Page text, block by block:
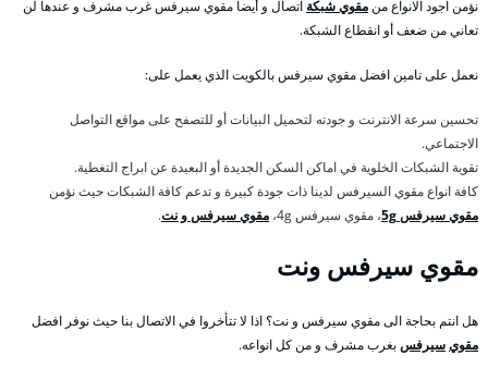
نؤمن اجود الانواع منمقوي شبكة اتصال و أيضا مقوي سيرفس غرب مشرف و عندها لن
تعاني من ضعف أو انقطاع الشبكة.
نعمل على تامين افضل مقوي سيرفس بالكويت الذي يعمل على:
تحسين سرعة الانترنت و جودته لتحميل البيانات أو للتصفح على مواقع التواصل
الاجتماعي.
تقوية الشبكات الخلوية في اماكن السكن الجديدة أو البعيدة عن ابراج التغطية.
كافة انواع مقوي السيرفس لدينا ذات جودة كبيرة و تدعم كافة الشبكات حيث نؤمن
مقوي سيرفس 5g
، مقوي سيرفس 4g، مقوي سيرفس و نت.
مقوي سيرفس ونت
هل انتم بحاجة الى مقوي سيرفس و نت؟ اذا لا تتأخروا في الاتصال بنا حيث نوفر افضل
مقويسيرفسبغرب مشرف و من كل انواعه.